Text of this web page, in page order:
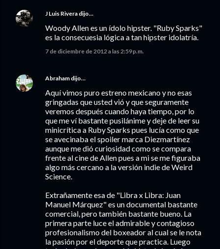
J Luis Rivera dijo…
Woody Allen es un ídolo hipster. "Ruby Sparks"
es la consecuesia lógica a tan hipster idolatría.
7 de diciembre de 2012 a las 2:59 p.m.
Abraham dijo…
Aquí vimos puro estreno mexicano y no esas
gringadas que usted vió y que seguramente
veremos después cuando haya tiempo, por lo
que me ví bastante pusilánime y deje de leer su
minicrítica a Ruby Sparks pues lucía como que
se avecinaba el spoiler marca Diezmartínez
aunque me dió curiosidad como se compara
frente al cine de Allen pues a mi se me figuraba
algo más cercano a la versión indie de Weird
Science.
Extrañamente esa de "Libra x Libra: Juan
Manuel Márquez" es un documental bastante
comercial, pero también bastante bueno. La
primera parte luce el admirable y contagioso
profesionalismo del boxeador al cual se le nota
la pasión por el deporte que practica. Luego